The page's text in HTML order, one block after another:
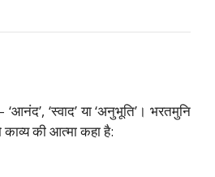
‘स्वाद’ या ‘अनुभूति’। भरतमुनि
की आत्मा कहा है: